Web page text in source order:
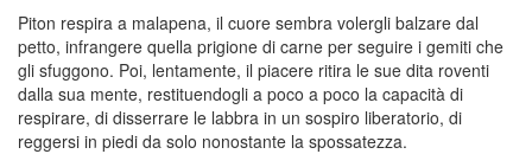
Piton respira a malapena, il cuore sembra volergli balzare dal
petto, infrangere quella prigione di carne per seguire i gemiti che
gli sfuggono. Poi, lentamente, il piacere ritira le sue dita roventi
dalla sua mente, restituendogli a poco a poco la capacità di
respirare, di disserrare le labbra in un sospiro liberatorio, di
reggersi in piedi da solo nonostante la spossatezza.